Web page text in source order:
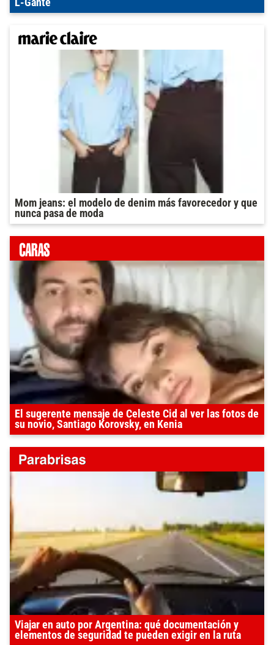
L-Gante
Mom jeans: el modelo de denim más favorecedor y que
nunca pasa de moda
El sugerente mensaje de Celeste Cid al ver las fotos de
su novio, Santiago Korovsky, en Kenia
Viajar en auto por Argentina: qué documentación y
elementos de seguridad te pueden exigir en la ruta